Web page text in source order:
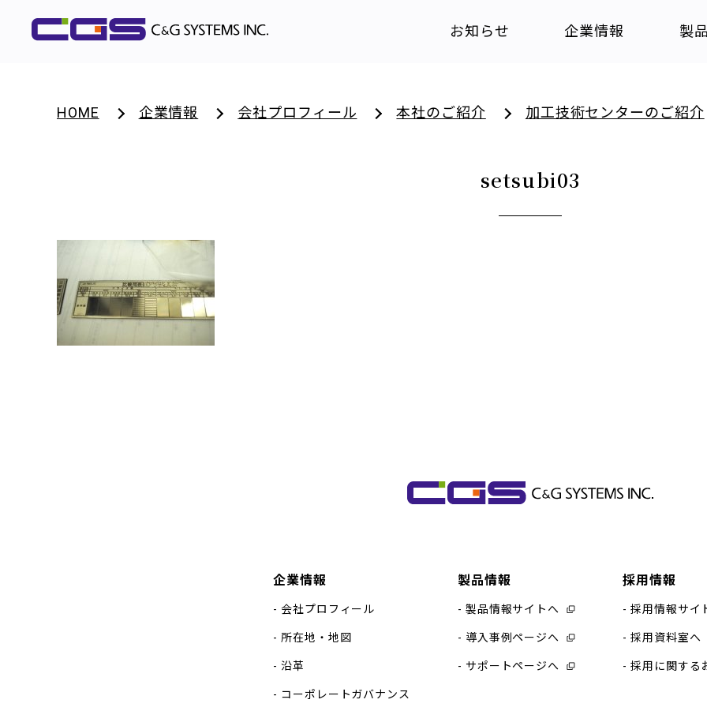
お知らせ 企業情報 製
HOME 企業情報 会社プロフィール 本社のご紹介 加工技術センターのご紹介
setsubi03
企業情報
会社プロフィール
所在地・地図
沿革
コーポレートガバナンス
製品情報
製品情報サイトへ
導入事例ページへ
サポートページへ
採用情報
採用情報サイ
採用資料室へ
採用に関する